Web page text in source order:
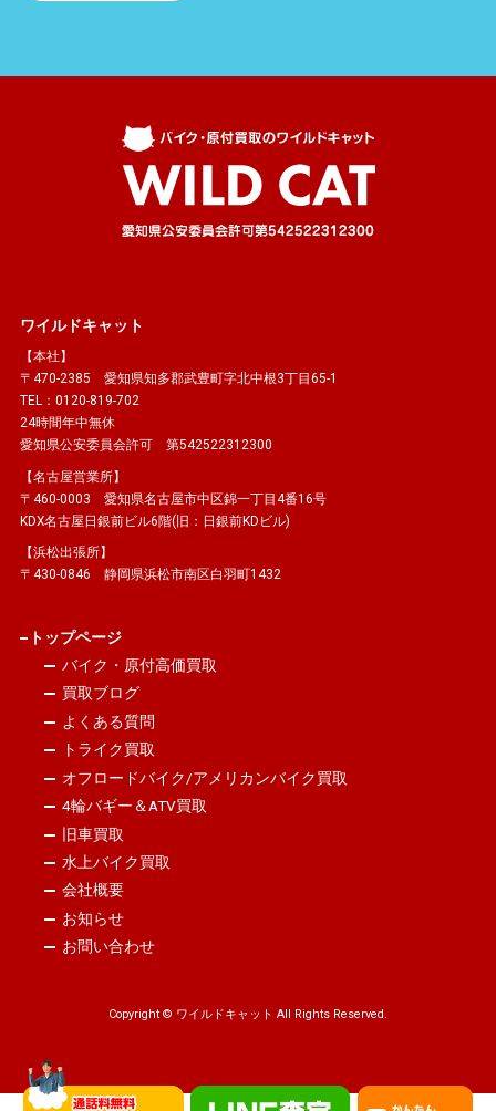
ワイルドキャット
【本社】
〒470-2385 愛知県知多郡武豊町字北中根3丁目65-1
TEL：0120-819-702
24時間年中無休
愛知県公安委員会許可 第542522312300
【名古屋営業所】
〒460-0003 愛知県名古屋市中区錦一丁目4番16号
KDX名古屋日銀前ビル6階(旧：日銀前KDビル)
【浜松出張所】
〒430-0846 静岡県浜松市南区白羽町1432
トップページ
バイク・原付高価買取
買取ブログ
よくある質問
トライク買取
オフロードバイク/アメリカンバイク買取
4輪バギー＆ATV買取
旧車買取
水上バイク買取
会社概要
お知らせ
お問い合わせ
Copyright © ワイルドキャット All Rights Reserved.